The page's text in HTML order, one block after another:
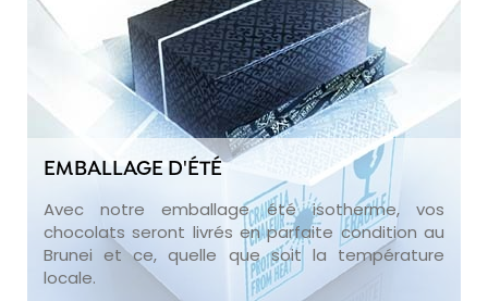
EMBALLAGE D'ÉTÉ
Avec notre emballage été isotherme, vos
chocolats seront livrés en parfaite condition au
Brunei et ce, quelle que soit la température
locale.